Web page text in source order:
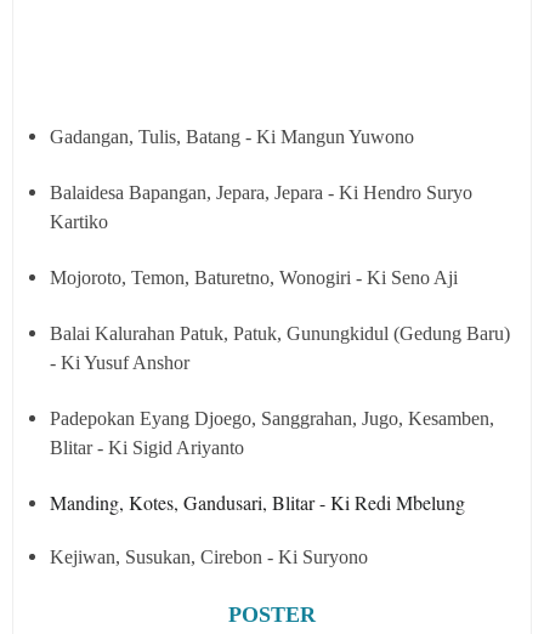
Gadangan, Tulis, Batang - Ki Mangun Yuwono
Balaidesa Bapangan, Jepara, Jepara - Ki Hendro Suryo
Kartiko
Mojoroto, Temon, Baturetno, Wonogiri - Ki Seno Aji
Balai Kalurahan Patuk, Patuk, Gunungkidul (Gedung Baru)
- Ki Yusuf Anshor
Padepokan Eyang Djoego, Sanggrahan, Jugo, Kesamben,
Blitar - Ki Sigid Ariyanto
Manding, Kotes, Gandusari, Blitar - Ki Redi Mbelung
Kejiwan, Susukan, Cirebon - Ki Suryono
POSTER